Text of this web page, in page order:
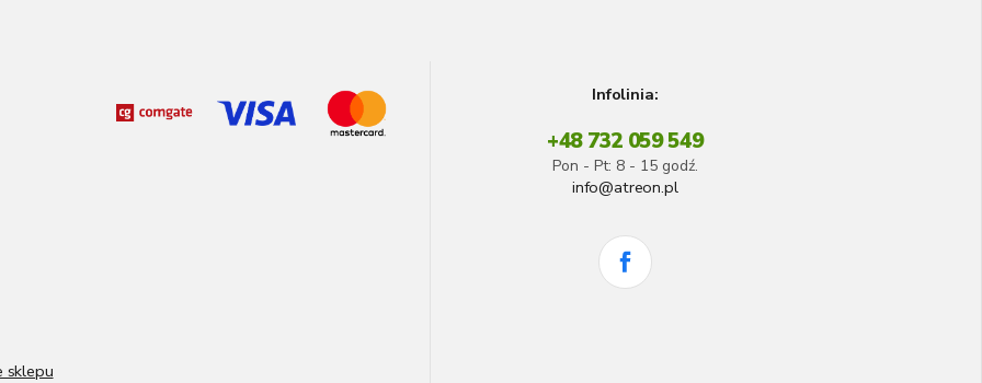
sklepu
Infolinia:
+48 732 059 549
Pon - Pt: 8 - 15 godź.
info@atreon.pl